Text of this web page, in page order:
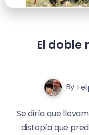
El doble
By
Se diría que
distopía que